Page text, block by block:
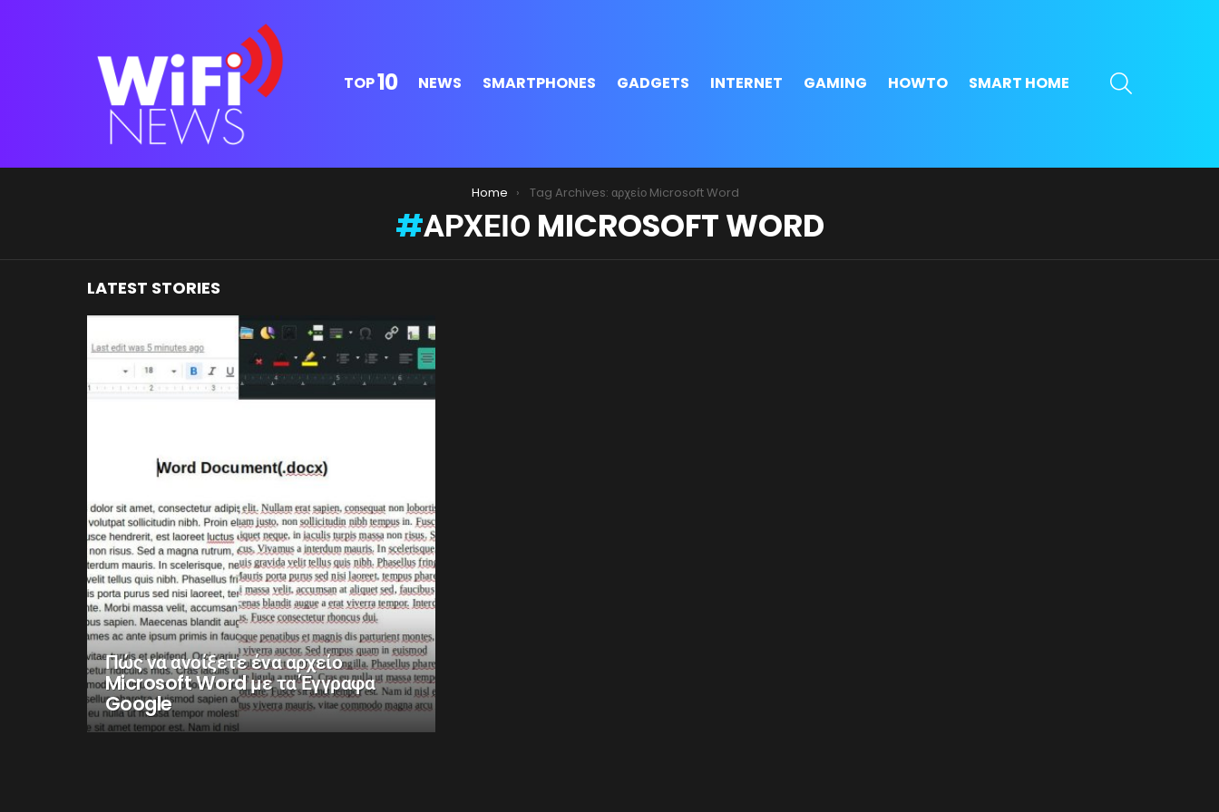
TOP10 NEWS SMARTPHONES GADGETS INTERNET GAMING HOWTO SMART HOME
Home Tag Archives: αρχείο Microsoft Word
ΑΡΧΕΊΟ MICROSOFT WORD
LATEST STORIES
Πώς να ανοίξετε ένα αρχείο
Microsoft Word με τα Έγγραφα
Google